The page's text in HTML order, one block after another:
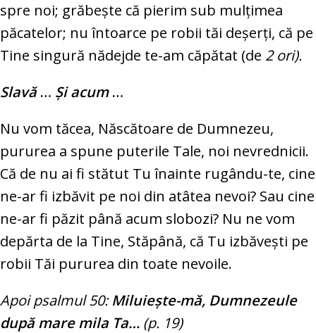
spre noi; grăbeşte că pierim sub mulţimea
păcatelor; nu întoarce pe robii tăi deşerţi, că pe
Tine singură nădejde te-am căpătat (de 2 ori).
Slavă… Şi acum…
Nu vom tăcea, Născătoare de Dumnezeu,
pururea a spune puterile Tale, noi nevrednicii.
Că de nu ai fi stătut Tu înainte rugându-te, cine
ne-ar fi izbăvit pe noi din atâtea nevoi? Sau cine
ne-ar fi păzit până acum slobozi? Nu ne vom
depărta de la Tine, Stăpână, că Tu izbăveşti pe
robii Tăi pururea din toate nevoile.
Apoi psalmul 50: Miluieşte-mă, Dumnezeule
după mare mila Ta… (p. 19)